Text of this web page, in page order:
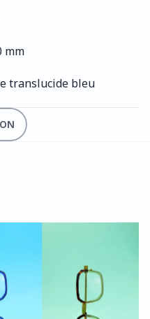
mm
translucide bleu